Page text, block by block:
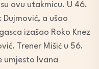
ovu utakmicu. U 46.
a ušao
izašao Roko Knez
Trener Mišić u 56.
umjesto Ivana